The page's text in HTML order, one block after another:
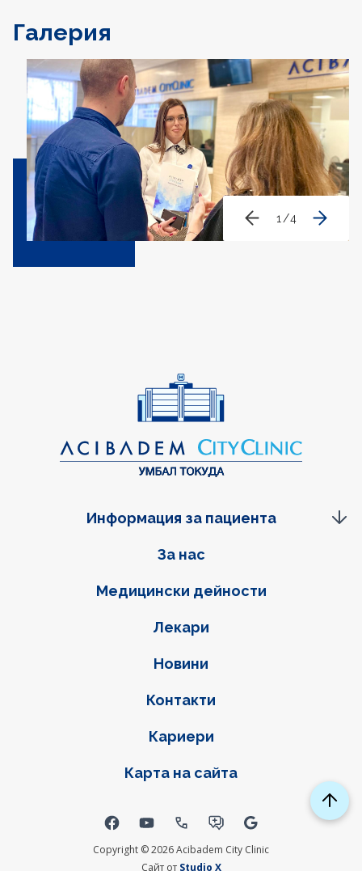
Галерия
1 /4
Фуутер навигация
За нас
Медицински дейности
Лекари
Новини
Контакти
Кариери
Карта на сайта
Информация за пациента
Copyright © 2026 Acibadem City Clinic
Social links
Сайт от Studio X